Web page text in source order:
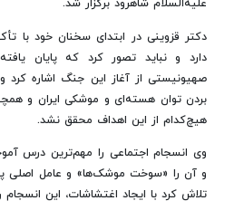
علیه‌السلام شاهرود برگزار شد.
دکتر قزوینی در ابتدای سخنان خود با
دارد و نباید تصور کرد که پایان
صهیونیستی از آغاز این جنگ اشاره
بردن توان هسته‌ای و موشکی ایران و
هیچ‌کدام از این اهداف محقق نشد.
و آن را «سوخت موشک‌ها» و عامل اصلی
تلاش کرد با ایجاد اغتشاشات، این